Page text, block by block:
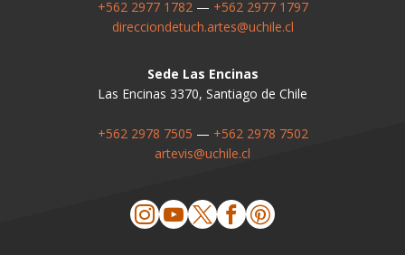
+562 2977 1782— +562 2977 1797
direcciondetuch.artes@uchile.cl
Sede Las Encinas
Las Encinas 3370, Santiago de Chile
+562 2978 7505 — +562 2978 7502
artevis@uchile.cl